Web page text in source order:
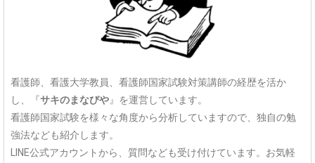
看護師、看護大学教員、看護師国家試験対策講師の経歴を活か
し、『サキのまなびや 』を運営しています。
看護師国家試験を様々な角度から分析していますので、独自の勉
強法なども紹介します。
LINE公式アカウントから、質問なども受け付けています。お気軽